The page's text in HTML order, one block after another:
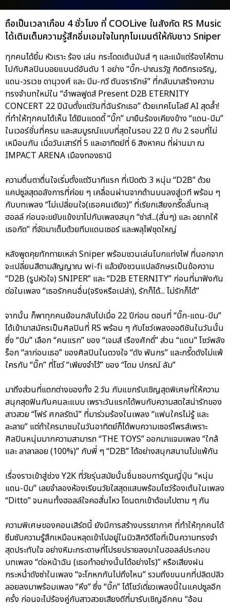
ถือเป็นเวลาเกือบ 4 ชั่วโมง ที่ COOLive ในสังกัด RS Music
ได้เติมเต็มความรู้สึกอิ่มเอมใจในทุกโมเมนต์ให้กับชาว Sniper
ทุกคนได้ยิ้ม หัวเราะ ร้อง เล่น กระโดดเต้นมันส์ ๆ และแม้แต่ร้องไห้ตาม
ไปกับศิลปินบอยแบนด์อันดับ 1 อย่าง “บิ๊ก-ปาณรวัฐ กิตติกรเจริญ,
แดน-วรเวช ดานุวงศ์ และ บีม-กวี ตันจรารักษ์” ที่กลับมาสร้างความ
ทรงจำบทใหม่ใน “อำพลฟูดส์ Present D2B ETERNITY
CONCERT 22 ปีนับตั้งแต่วันที่ฉันรักเธอ” ด้วยเทคโนโลยี AI สุดล้ำ!
ที่ทำให้ทุกคนได้เห็น ได้ยินแดดดี้ “บิ๊ก” มายืนร้องเคียงข้าง “แดน-บีม”
ในเวอร์ชั่นที่ครบ และสมบูรณ์แบบที่สุดในรอบ 22 ปี กับ 2 รอบที่ไม่
เหมือนกัน เมื่อวันเสาร์ที่ 5 และอาทิตย์ที่ 6 สิงหาคม ที่ผ่านมา ณ
IMPACT ARENA เมืองทองธานี
ความตื่นตาตื่นใจเริ่มตั้งแต่วินาทีแรก ที่เปิดตัว 3 หนุ่ม “D2B” ด้วย
แคปซูลสุดอลังการที่ค่อย ๆ เคลื่อนผ่านจากด้านบนลงสู่เวที พร้อม ๆ
กับบทเพลง “ไม่เปลี่ยนใจ(เธอคนเดียว)” ที่เรียกเสียงกรี๊ดลั่นทะลุ
ฮอลล์ ก่อนจะขยับแข้งขาไปกับเพลงสนุก “ซ่าส์...(สั่นๆ) และ อยากให้
เธอกัด” ที่จัดมาเต็มด้วยทีมแดนเซอร์ และพลุไฟชุดใหญ่
หลังพูดคุยทักทายเหล่า Sniper พร้อมชวนเล่นโบกแท่งไฟ ที่นอกจาก
จะเปลี่ยนสีตามสัญญาณ wi-fi แล้วยังชวนแปลอักษรเป็นข้อความ
“D2B (รูปหัวใจ) SNIPER” และ “D2B ETERNITY” ก่อนที่มาฟังกัน
ต่อในเพลง “เธอรักคนอื่น(จริงหรือเปล่า), รักก็ได้... ไม่รักก็ได้”
จากนั้น ก็พาทุกคนย้อนกลับไปเมื่อ 22 ปีก่อน ตอนที่ “บิ๊ก-แดน-บีม”
ได้เข้ามาสมัครเป็นศิลปินที่ RS พร้อม ๆ กับโชว์เพลงออดิชันในวันนั้น
ซึ่ง “บีม” เลือก “คนแรก” ของ “เจมส์ เรืองศักดิ์” ส่วน “แดน” โชว์พลัง
ร็อก “ลาก่อนเธอ” ของศิลปินในดวงใจ “ดัง พันกร” และกรี๊ดดังไม่แพ้
ใครกับ “บิ๊ก” ที่โชว์ “เพียงจำไว้” ของ “โดม ปกรณ์ ลัม”
มาถึงส่วนที่แตกต่างของทั้ง 2 วัน กับแขกรับเชิญสุดพิเศษที่ให้ความ
สนุกสุดฟินกันคนละแบบ เพราะวันแรกได้พบกับความสดใสน่ารักของ
สาวสวย “โฟร์ ศกลรัตน์” ที่มาร่วมร้องในเพลง “แฟนใครไม่รู้ และ
ละลาย” แต่ถ้าใครมาชมในวันอาทิตย์ก็ได้พบความเซอร์ไพรส์เพราะ
ศิลปินหนุ่มมากความสามารถ “THE TOYS” ออกมาแจมเพลง “ใกล้
และ ลาลาลอย (100%)” กับพี่ ๆ “D2B” ได้อย่างสนุกสนานไม่แพ้กัน
เรื่องราวเข้าสู่ช่วง Y2K ที่วัยรุ่นสมัยนั้นชื่นชอบการ์ตูนญี่ปุ่น “หนุ่ม
แดน-บีม” เลยจำลองห้องเรียนวัยใสสุดแสบพร้อมโชว์ร้องเต้นในเพลง
“Ditto” จนคนทั้งฮอลล์ใจคอสั่นไหว โดนตกเข้าด้อมไปตาม ๆ กัน
ความพิเศษของคอนเสิร์ตนี้ ยังมีการสร้างบรรยากาศ ที่ทำให้ทุกคนได้
ซึมซับความรู้สึกเหมือนหลุดเข้าไปอยู่ในมิวสิควิดีโอที่เป็นความทรงจำ
สุดประทับใจ อย่างหิมะกระดาษที่โปรยปรายลงมาในฮอลล์ประกอบ
บทเพลง “ต่อหน้าฉัน (เธอทำอย่างนั้นได้อย่างไร)” หรือเสียงฝน
กระหน่ำดังซ่าในเพลง “จะโกหกกันไปถึงไหน” รวมถึงขนนกที่ปลิดปลิว
ลอยลงมาพร้อมเพลง “หึง” ซึ่ง “บิ๊ก” ได้โชว์เดี่ยวเพลงนี้ในแคปซูลอีก
ครั้ง ก่อนจะไปร้องคู่กับสาวสวยเสียงดีที่มารับเชิญอีกคน “อ้อน